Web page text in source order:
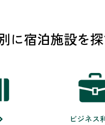
に宿泊施設を
ビジネス